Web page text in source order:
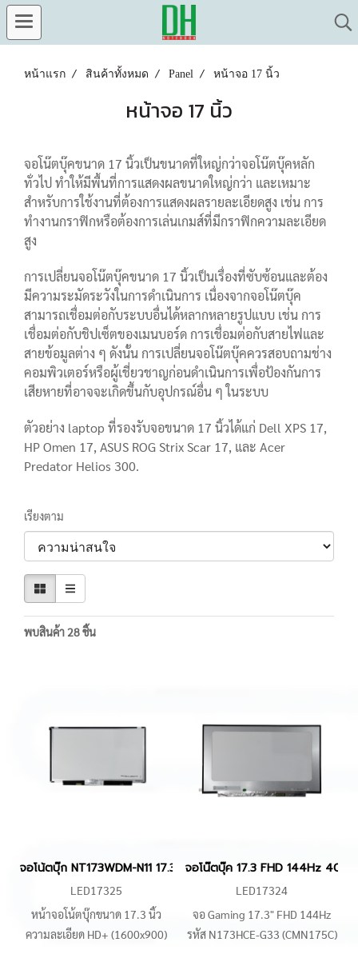
หน้าแรก สินค้าทั้งหมด Panel หน้าจอ 17 นิ้ว
หน้าจอ 17 นิ้ว
จอโน๊ตบุ๊คขนาด 17 นิ้วเป็นขนาดที่ใหญ่กว่าจอโน๊ตบุ๊คหลัก
ทั่วไป ทำให้มีพื้นที่การแสดงผลขนาดใหญ่กว่า และเหมาะ
สำหรับการใช้งานที่ต้องการแสดงผลรายละเอียดสูง เช่น การ
ทำงานกราฟิกหรือต้องการเล่นเกมส์ที่มีกราฟิกความละเอียด
สูง
การเปลี่ยนจอโน๊ตบุ๊คขนาด 17 นิ้วเป็นเรื่องที่ซับซ้อนและต้อง
มีความระมัดระวังในการดำเนินการ เนื่องจากจอโน๊ตบุ๊ค
สามารถเชื่อมต่อกับระบบอื่นได้หลากหลายรูปแบบ เช่น การ
เชื่อมต่อกับชิปเซ็ตของเมนบอร์ด การเชื่อมต่อกับสายไฟและ
สายข้อมูลต่าง ๆ ดังนั้น การเปลี่ยนจอโน๊ตบุ๊คควรสอบถามช่าง
คอมพิวเตอร์หรือผู้เชี่ยวชาญก่อนดำเนินการเพื่อป้องกันการ
เสียหายที่อาจจะเกิดขึ้นกับอุปกรณ์อื่น ๆ ในระบบ
ตัวอย่าง laptop ที่รองรับจอขนาด 17 นิ้วได้แก่ Dell XPS 17,
HP Omen 17, ASUS ROG Strix Scar 17, และ Acer
Predator Helios 300.
เรียงตาม
พบสินค้า 28 ชิ้น
จอโน้ตบุ๊ก NT173WDM-N11 17.3 HD+ 30 pin Slim ตัดหู สำหรับ
LED17325
หน้าจอโน้ตบุ๊กขนาด 17.3 นิ้ว
ความละเอียด HD+ (1600x900)
จอโน๊ตบุ๊ค 17.3 FHD 144Hz 40
LED17324
จอ Gaming 17.3" FHD 144Hz
รหัส N173HCE-G33 (CMN175C)